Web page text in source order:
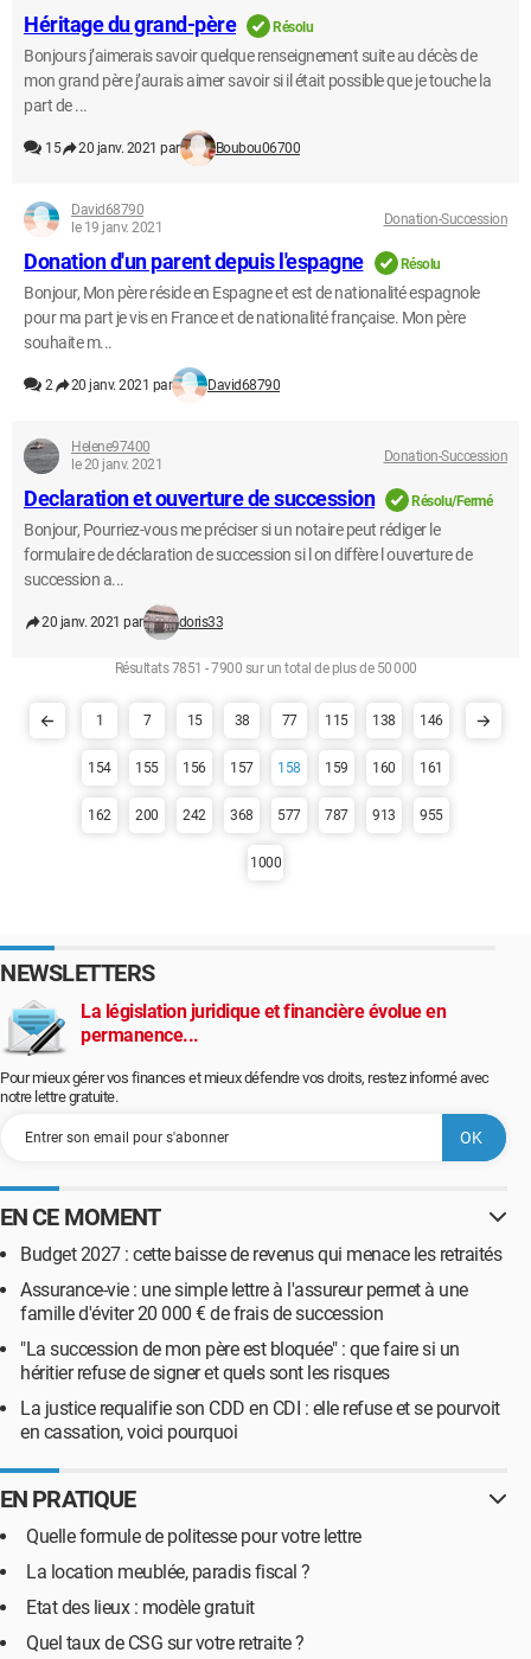
Héritage du grand-père Résolu
Bonjours j’aimerais savoir quelque renseignement suite au décès de
mon grand père j’aurais aimer savoir si il était possible que je touche la
part de ...
15 20 janv. 2021 par Boubou06700
David68790
le 19 janv. 2021
Donation-Succession
Donation d'un parent depuis l'espagne Résolu
Bonjour, Mon père réside en Espagne et est de nationalité espagnole
pour ma part je vis en France et de nationalité française. Mon père
souhaite m...
2 20 janv. 2021 par David68790
Helene97400
le 20 janv. 2021
Donation-Succession
Declaration et ouverture de succession Résolu/Fermé
Bonjour, Pourriez-vous me préciser si un notaire peut rédiger le
formulaire de déclaration de succession si l on diffère l ouverture de
succession a...
20 janv. 2021 par doris33
Résultats 7851 - 7900 sur un total de plus de 50 000
1 7 15 38 77 115 138 146
154 155 156 157 158 159 160 161
162 200 242 368 577 787 913 955
1000
NEWSLETTERS
La législation juridique et financière évolue en
permanence...
Pour mieux gérer vos finances et mieux défendre vos droits, restez informé avec
notre lettre gratuite.
EN CE MOMENT
Budget 2027 : cette baisse de revenus qui menace les retraités
Assurance-vie : une simple lettre à l'assureur permet à une
famille d'éviter 20 000 € de frais de succession
"La succession de mon père est bloquée" : que faire si un
héritier refuse de signer et quels sont les risques
La justice requalifie son CDD en CDI : elle refuse et se pourvoit
en cassation, voici pourquoi
EN PRATIQUE
Quelle formule de politesse pour votre lettre
La location meublée, paradis fiscal ?
Etat des lieux : modèle gratuit
Quel taux de CSG sur votre retraite ?